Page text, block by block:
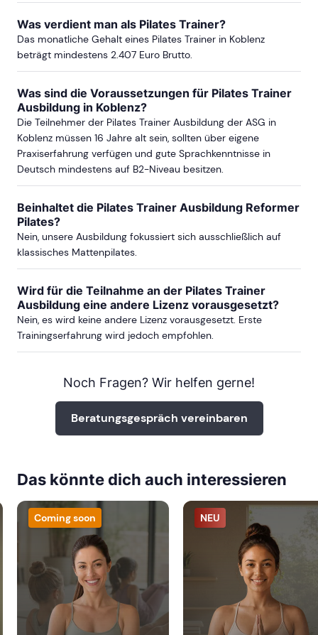
ab Sa, 16. Januar 2027
ab Sa, 9. Oktober 2027
BOCHUM
ab Sa, 13. März 2027
ab Sa, 6. November 2027
Was verdient man als Pilates Trainer?
Das monatliche Gehalt eines Pilates Trainer in Koblenz
beträgt mindestens 2.407 Euro Brutto.
Was sind die Voraussetzungen für Pilates Trainer
Ausbildung in Koblenz?
Die Teilnehmer der Pilates Trainer Ausbildung der ASG in
Koblenz müssen 16 Jahre alt sein, sollten über eigene
Praxiserfahrung verfügen und gute Sprachkenntnisse in
Deutsch mindestens auf B2-Niveau besitzen.
Beinhaltet die Pilates Trainer Ausbildung Reformer
Pilates?
Nein, unsere Ausbildung fokussiert sich ausschließlich auf
klassisches Mattenpilates.
Wird für die Teilnahme an der Pilates Trainer
Ausbildung eine andere Lizenz vorausgesetzt?
Nein, es wird keine andere Lizenz vorausgesetzt. Erste
Trainingserfahrung wird jedoch empfohlen.
Noch Fragen? Wir helfen gerne!
Beratungsgespräch vereinbaren
Das könnte dich auch interessieren
Coming soon NEU